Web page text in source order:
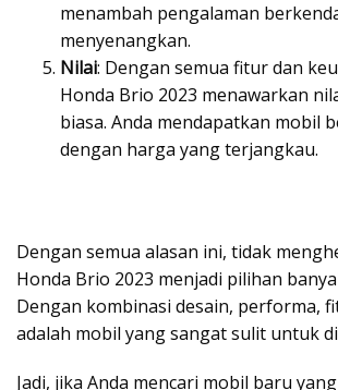
menambah pengalaman
menyenangkan.
Nilai: Dengan semua fitur dan
Honda Brio 2023 menawarkan
biasa. Anda mendapatkan mobil
dengan harga yang terjangkau.
Dengan semua alasan ini, tidak
Honda Brio 2023 menjadi pilihan
Dengan kombinasi desain, performa,
adalah mobil yang sangat sulit untuk
Jadi, jika Anda mencari mobil baru